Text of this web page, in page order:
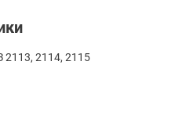
2113, 2114, 2115